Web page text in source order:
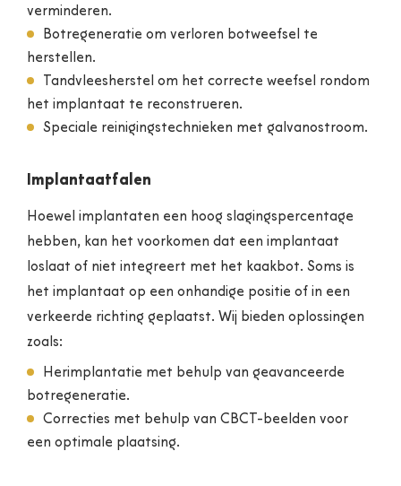
verminderen.
Botregeneratie om verloren botweefsel te
herstellen.
Tandvleesherstel om het correcte weefsel rondom
het implantaat te reconstrueren.
Speciale reinigingstechnieken met galvanostroom.
Implantaatfalen
Hoewel implantaten een hoog slagingspercentage
hebben, kan het voorkomen dat een implantaat
loslaat of niet integreert met het kaakbot. Soms is
het implantaat op een onhandige positie of in een
verkeerde richting geplaatst. Wij bieden oplossingen
zoals:
Herimplantatie met behulp van geavanceerde
botregeneratie.
Correcties met behulp van CBCT-beelden voor
een optimale plaatsing.